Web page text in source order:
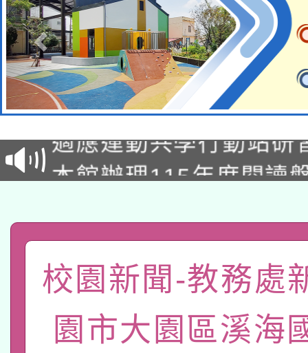
本校115學年度第2次
招)
本館辦理115年度閱讀
礎課程
A3數位素養講師名單
「數位內容與教學軟體
有關大陸委員會函釋公
薪期間赴陸應申請許可
轉知經濟部水利署委託
校園新聞-教務處
園市大園區溪海